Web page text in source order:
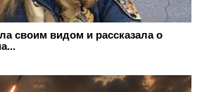
своим видом и рассказала о